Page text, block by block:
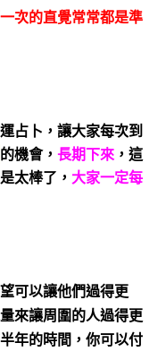
次的直覺常常都是準
占卜，讓大家每次到
的機會， 長期下來，這
太棒了， 大家一定每
可以讓他們過得更
來讓周圍的人過得更
年的時間，你可以付